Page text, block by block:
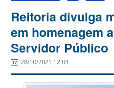
Reitoria divulga
em homenagem
Servidor Público
28/10/2021 12:04